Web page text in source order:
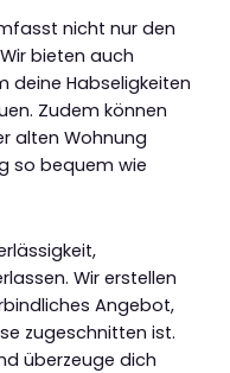
nicht nur den
bieten auch
deine Habseligkeiten
Zudem können
alten Wohnung
so bequem wie
Wir erstellen
Angebot,
zugeschnitten ist.
überzeuge dich